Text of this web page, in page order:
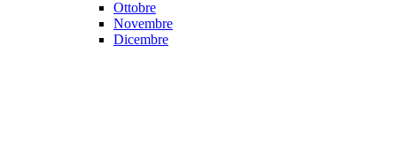
Ottobre
Novembre
Dicembre